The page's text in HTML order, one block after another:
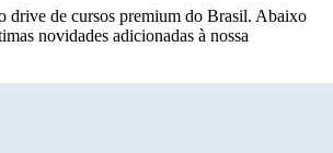
drive de cursos premium do Brasil. Abaixo
novidades adicionadas à nossa